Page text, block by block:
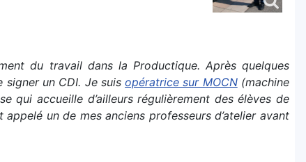
du travail dans la Productique. Après quelques
signer un CDI. Je suisopératrice sur MOCN(machine
qui accueille d’ailleurs régulièrement des élèves de
un de mes anciens professeurs d’atelier avant